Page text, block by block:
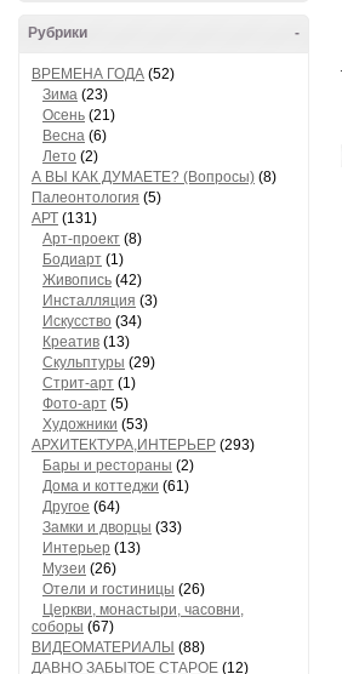
-
Рубрики
ВРЕМЕНА ГОДА (52)
Зима (23)
Осень (21)
Весна (6)
Лето (2)
А ВЫ КАК ДУМАЕТЕ? (Вопросы) (8)
Палеонтология (5)
АРТ (131)
Арт-проект (8)
Бодиарт (1)
Живопись (42)
Инсталляция (3)
Искусство (34)
Креатив (13)
Скульптуры (29)
Стрит-арт (1)
Фото-арт (5)
Художники (53)
АРХИТЕКТУРА,ИНТЕРЬЕР (293)
Бары и рестораны (2)
Дома и коттеджи (61)
Другое (64)
Замки и дворцы (33)
Интерьер (13)
Музеи (26)
Отели и гостиницы (26)
Церкви, монастыри, часовни,
соборы (67)
ВИДЕОМАТЕРИАЛЫ (88)
ДАВНО ЗАБЫТОЕ СТАРОЕ (12)